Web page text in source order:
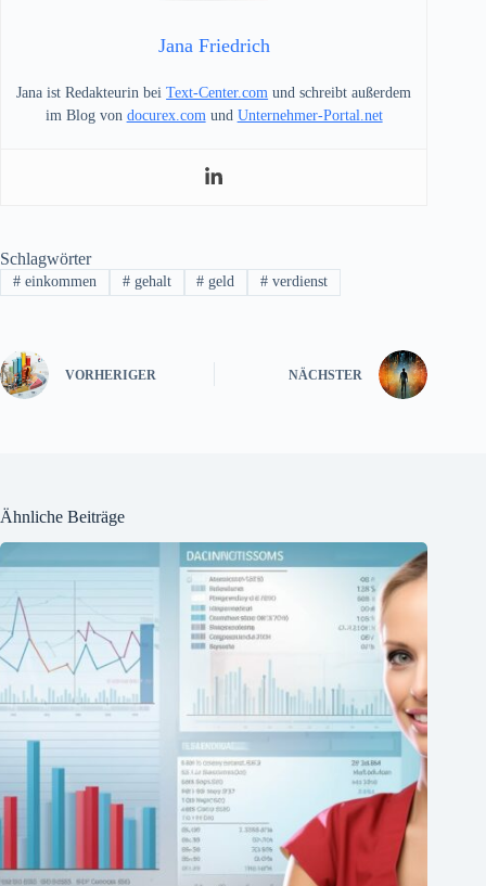
Jana Friedrich
Jana ist Redakteurin beiText-Center.com und schreibt außerdem
im Blog von docurex.comund Unternehmer-Portal.net
Schlagwörter
#einkommen #gehalt # geld # verdienst
VORHERIGER NÄCHSTER
Ähnliche Beiträge